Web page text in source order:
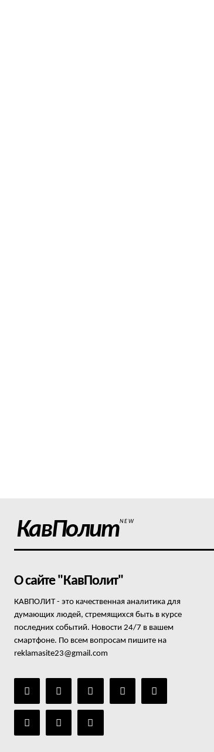
КавПолитNEW
О сайте "КавПолит"
КАВПОЛИТ - это качественная аналитика для
думающих людей, стремящихся быть в курсе
последних событий. Новости 24/7 в вашем
смартфоне. По всем вопросам пишите на
reklamasite23@gmail.com